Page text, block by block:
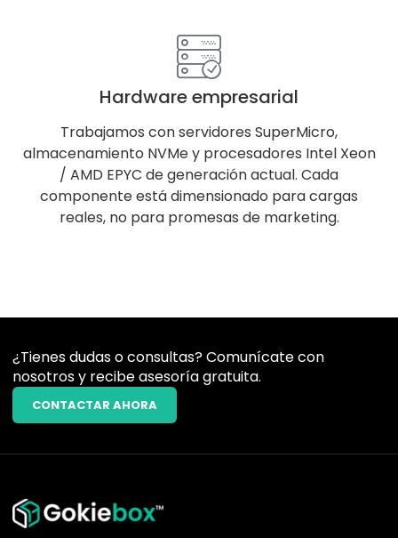
Hardware empresarial
Trabajamos con servidores SuperMicro,
almacenamiento NVMe y procesadores Intel Xeon
/ AMD EPYC de generación actual. Cada
componente está dimensionado para cargas
reales, no para promesas de marketing.
¿Tienes dudas o consultas? Comunícate con
nosotros y recibe asesoría gratuita.
CONTACTAR AHORA